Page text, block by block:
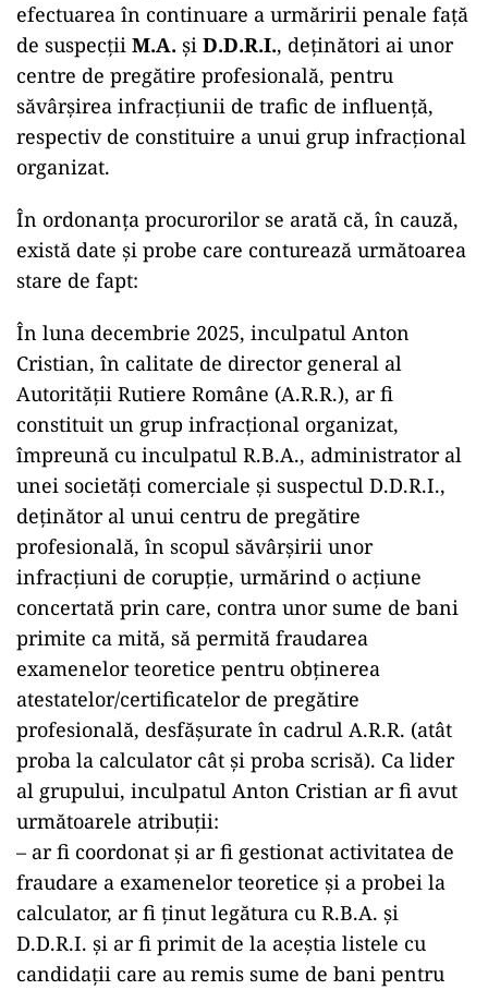
efectuarea în continuare a urmăririi penale față
de suspecții M.A. și D.D.R.I., deținători ai unor
centre de pregătire profesională, pentru
săvârșirea infracțiunii de trafic de influență,
respectiv de constituire a unui grup infracțional
organizat.
În ordonanța procurorilor se arată că, în cauză,
există date și probe care conturează următoarea
stare de fapt:
În luna decembrie 2025, inculpatul Anton
Cristian, în calitate de director general al
Autorității Rutiere Române (A.R.R.), ar fi
constituit un grup infracțional organizat,
împreună cu inculpatul R.B.A., administrator al
unei societăți comerciale și suspectul D.D.R.I.,
deținător al unui centru de pregătire
profesională, în scopul săvârșirii unor
infracțiuni de corupție, urmărind o acțiune
concertată prin care, contra unor sume de bani
primite ca mită, să permită fraudarea
examenelor teoretice pentru obținerea
atestatelor/certificatelor de pregătire
profesională, desfășurate în cadrul A.R.R. (atât
proba la calculator cât și proba scrisă). Ca lider
al grupului, inculpatul Anton Cristian ar fi avut
următoarele atribuții:
– ar fi coordonat și ar fi gestionat activitatea de
fraudare a examenelor teoretice și a probei la
calculator, ar fi ținut legătura cu R.B.A. și
D.D.R.I. și ar fi primit de la aceștia listele cu
candidații care au remis sume de bani pentru